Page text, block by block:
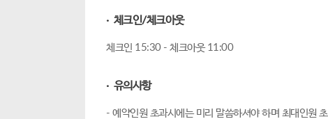
· 체크인/체크아웃
체크인 15:30 - 체크아웃 11:00
· 유의사항
- 예약인원 초과시에는 미리 말씀하셔야 하며 최대인원